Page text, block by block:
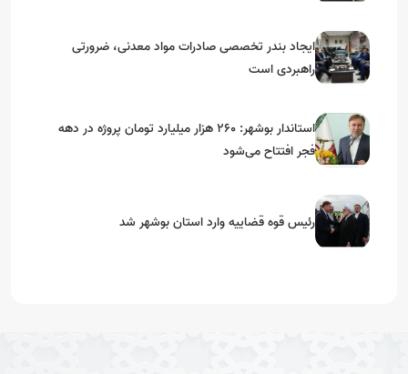
ایجاد بندر تخصصی صادرات مواد معدنی، ضرورتی
راهبردی است
استاندار بوشهر: ۲۶۰ هزار میلیارد تومان پروژه در دهه
فجر افتتاح می‌شود
رئیس قوه قضاییه وارد استان بوشهر شد